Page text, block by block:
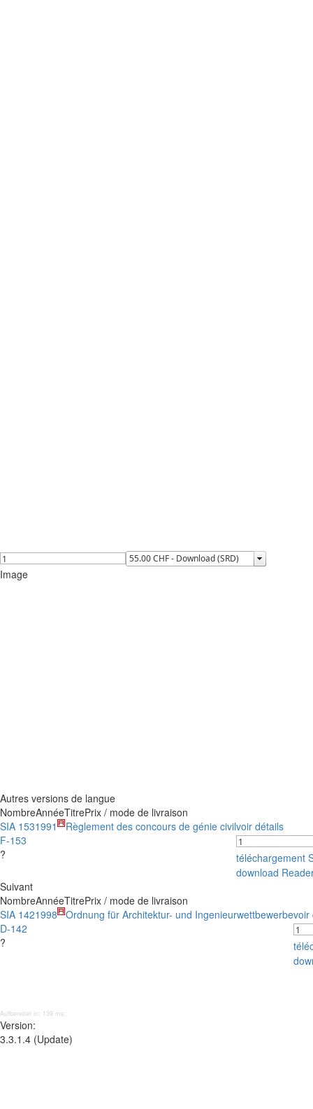
Image
Autres versions de langue
NombreAnnéeTitrePrix / mode de livraison
SIA 153
F-153
?
1991 Règlement des concours de génie civilvoir détails
téléchargement
download
Suivant
NombreAnnéeTitrePrix / mode de livraison
SIA 142
D-142
?
1998 Ordnung für Architektur- und Ingenieurwettbewerbevoir
Aufbereitet in: 139 ms;
Version:
3.3.1.4 (Update)